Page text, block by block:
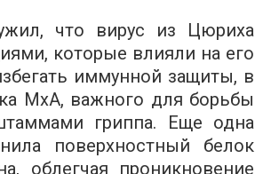
что вирус из Цюриха
которые влияли на его
иммунной защиты, в
MxA, важного для борьбы
гриппа. Еще одна
поверхностный белок
облегчая проникновение